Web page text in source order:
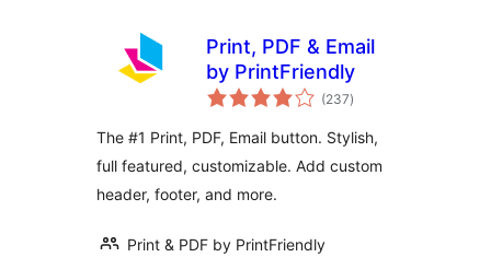
Print, PDF & Email
by PrintFriendly
(237total
de
)
The #1 Print, PDF, Email button. Stylish,
full featured, customizable. Add custom
header, footer, and more.
Print & PDF by PrintFriendly